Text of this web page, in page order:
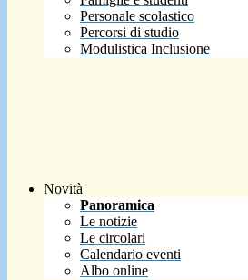
Personale scolastico
Percorsi di studio
Modulistica Inclusione
Novità
Panoramica
Le notizie
Le circolari
Calendario eventi
Albo online